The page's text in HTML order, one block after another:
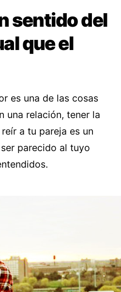
sentido del
que el
es una de las cosas
una relación, tener la
a tu pareja es un
parecido al tuyo